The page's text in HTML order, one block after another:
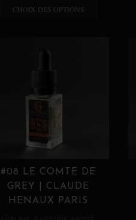
CHOIX DES OPTIONS
#08 LE COMTE DE
GREY | CLAUDE
HENAUX PARIS